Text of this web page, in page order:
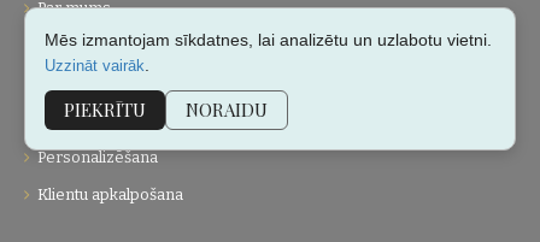
Par mums
Kontakti
Dāvanu kartes
Personalizēšana
Klientu apkalpošana
Mēs izmantojam sīkdatnes, lai analizētu un uzlabotu vietni.
Uzzināt vairāk
PIEKRĪTU NORAIDU